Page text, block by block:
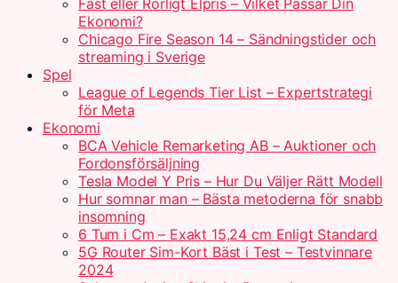
Fast eller Rörligt Elpris – Vilket Passar Din
Ekonomi?
Chicago Fire Season 14 – Sändningstider och
streaming i Sverige
Spel
League of Legends Tier List – Expertstrategi
för Meta
Ekonomi
BCA Vehicle Remarketing AB – Auktioner och
Fordonsförsäljning
Tesla Model Y Pris – Hur Du Väljer Rätt Modell
Hur somnar man – Bästa metoderna för snabb
insomning
6 Tum i Cm – Exakt 15,24 cm Enligt Standard
5G Router Sim-Kort Bäst i Test – Testvinnare
2024